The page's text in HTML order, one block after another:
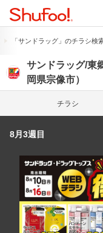
「サンドラッグ」のチラシ検
サンドラッグ/東
岡県宗像市）
チラシ
8月3週目